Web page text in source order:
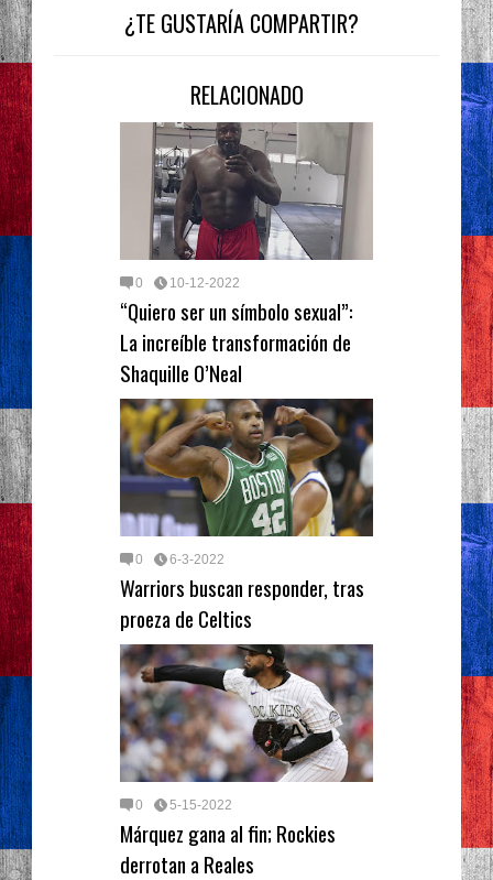
¿TE GUSTARÍA COMPARTIR?
RELACIONADO
0 10-12-2022
“Quiero ser un símbolo sexual”:
La increíble transformación de
Shaquille O’Neal
0 6-3-2022
Warriors buscan responder, tras
proeza de Celtics
0 5-15-2022
Márquez gana al fin; Rockies
derrotan a Reales